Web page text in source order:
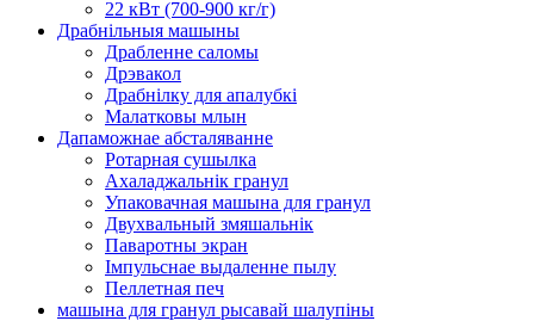
22 кВт (700-900 кг/г)
Драбнільныя машыны
Драбленне саломы
Дрэвакол
Драбнілку для апалубкі
Малатковы млын
Дапаможнае абсталяванне
Ротарная сушылка
Ахаладжальнік гранул
Упаковачная машына для гранул
Двухвальный змяшальнік
Паваротны экран
Імпульснае выдаленне пылу
Пеллетная печ
машына для гранул рысавай шалупіны